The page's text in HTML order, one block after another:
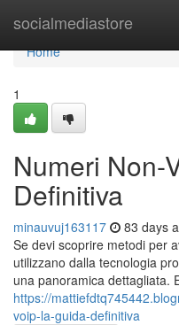
socialmediastore
Home
Home
1
Numeri Non-
Definitiva
minauvuj163117 83 days
Se devi scoprire metodi per
utilizzano dalla tecnologia
una panoramica dettagliata.
https://
voip-la-guida-definitiva